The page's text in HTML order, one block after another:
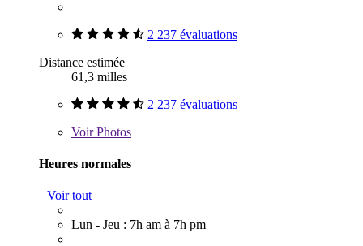
2 237 évaluations
Distance estimée
61,3 milles
2 237 évaluations
VoirPhotos
Heures normales
Voir tout
Lun - Jeu : 7h am à 7h pm